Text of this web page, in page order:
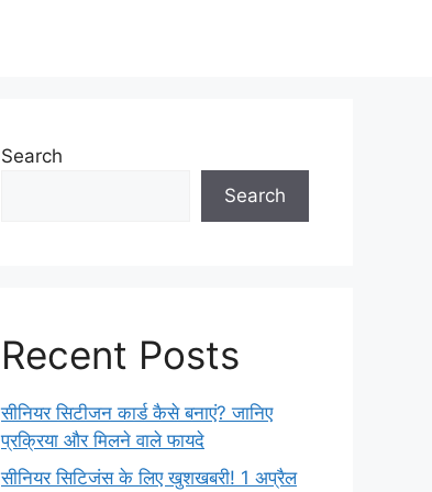
Search
Search
Recent Posts
सीनियर सिटीजन कार्ड कैसे बनाएं? जानिए
प्रक्रिया और मिलने वाले फायदे
सीनियर सिटिजंस के लिए खुशखबरी! 1 अप्रैल